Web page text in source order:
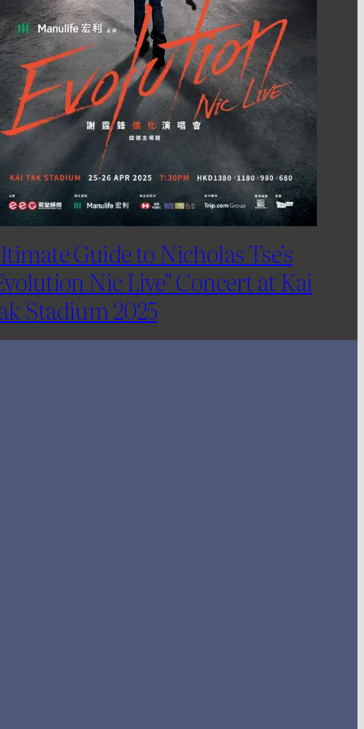
Guide to Nicholas Tse’s
Nic Live" Concert at Kai
Stadium 2025